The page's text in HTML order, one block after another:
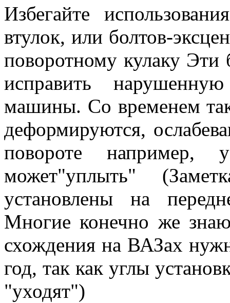
Избегайте
втулок, или болтов-
поворотному кулаку
исправить
машины. Со временем
деформируются,
повороте например,
может"уплыть"
установлены на
Многие конечно же
схождения на ВАЗах
год, так как углы
"уходят")